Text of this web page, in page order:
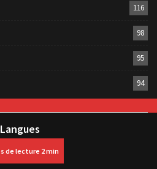
116
98
95
94
Langues